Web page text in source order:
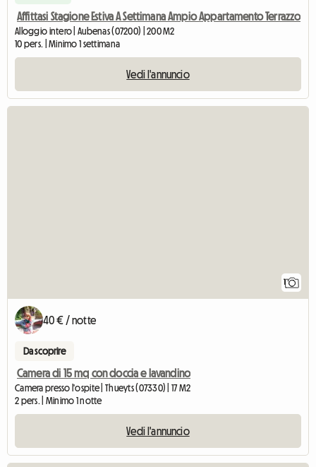
Affittasi Stagione Estiva A Settimana Ampio Appartamento Terrazzo
Alloggio intero | Aubenas (07200) | 200 M2
10 pers. | Minimo 1 settimana
Vedi l'annuncio
1
40 € / notte
Da scoprire
Camera di 15 mq con doccia e lavandino
Camera presso l'ospite | Thueyts (07330) | 17 M2
2 pers. | Minimo 1 notte
Vedi l'annuncio